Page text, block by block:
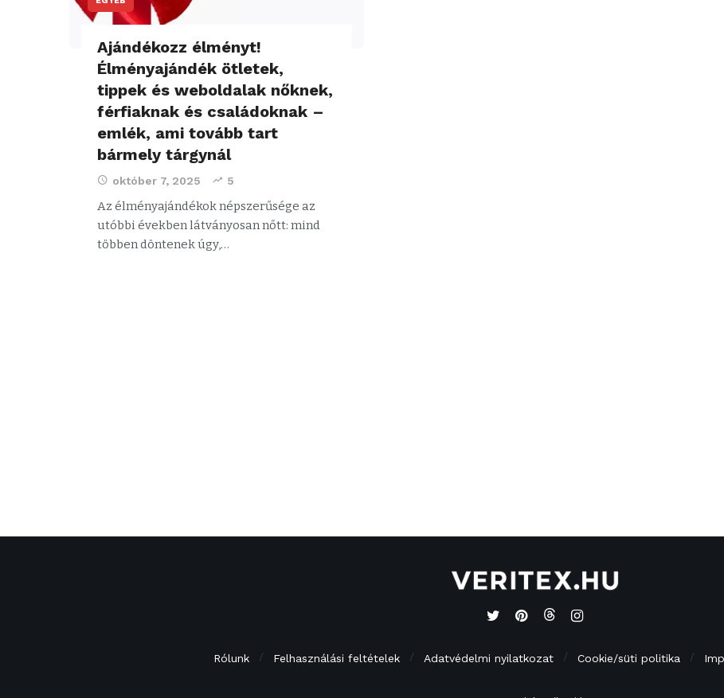
Ajándékozz élményt!
Élményajándék ötletek,
tippek és weboldalak nőknek,
férfiaknak és családoknak –
emlék, ami tovább tart
bármely tárgynál
október 7, 2025 5
Az élményajándékok népszerűsége az
utóbbi években látványosan nőtt: mind
többen döntenek úgy,…
Rólunk Felhasználási feltételek Adatvédelmi nyilatkozat Cookie/süti politika